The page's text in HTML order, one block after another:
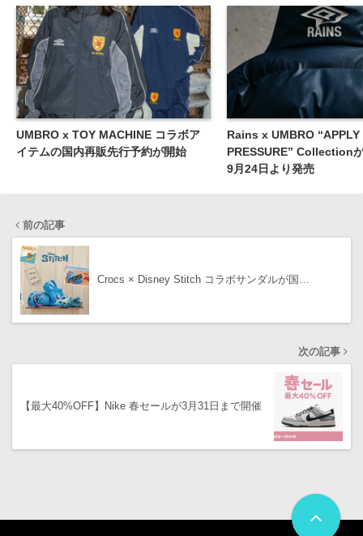
UMBRO x TOY MACHINE コラボア
イテムの国内再販先行予約が開始
Rains x UMBRO “APPLY
PRESSURE” Collection
9月24日より発売
前の記事
Crocs × Disney Stitch コラボサンダルが国…
次の記事
【最大40%OFF】Nike 春セールが3月31日まで開催